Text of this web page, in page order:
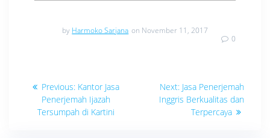
by Harmoko Sarjana on November 11, 2017
0
Navigasi
pos
Previous: Previous
post:
Kantor Jasa
Penerjemah Ijazah
Tersumpah di Kartini
Next: Next
post:
Jasa Penerjemah
Inggris Berkualitas dan
Terpercaya